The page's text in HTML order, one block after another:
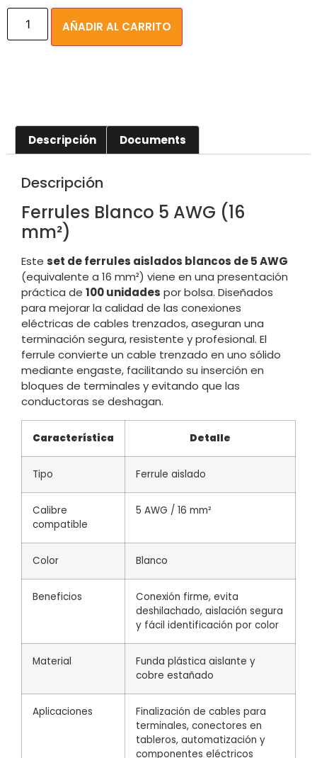
AÑADIR AL CARRITO
Descripción Documents
Descripción
Ferrules Blanco 5 AWG (16
mm²)
Este set de ferrules aislados blancos de 5 AWG
(equivalente a 16 mm²) viene en una presentación
práctica de 100 unidades por bolsa. Diseñados
para mejorar la calidad de las conexiones
eléctricas de cables trenzados, aseguran una
terminación segura, resistente y profesional. El
ferrule convierte un cable trenzado en uno sólido
mediante engaste, facilitando su inserción en
bloques de terminales y evitando que las
conductoras se deshagan.
Característica Detalle
Tipo Ferrule aislado
Calibre
compatible
5 AWG / 16 mm²
Color Blanco
Beneficios
Conexión firme, evita
deshilachado, aislación segura
y fácil identificación por color
Material
Funda plástica aislante y
cobre estañado
Aplicaciones
Finalización de cables para
terminales, conectores en
tableros, automatización y
componentes eléctricos